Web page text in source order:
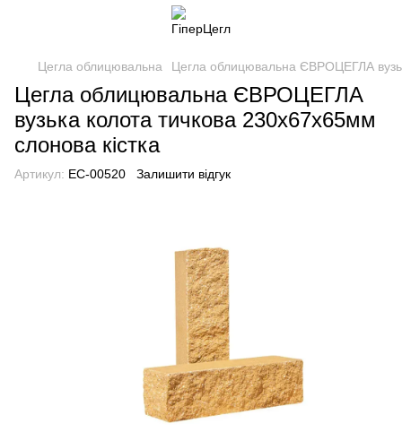
Цегла облицювальна Цегла облицювальна ЄВРОЦЕГЛА
Цегла облицювальна ЄВРОЦЕГЛА
вузька колота тичкова 230х67х65мм
слонова кістка
Артикул: EC-00520 Залишити відгук